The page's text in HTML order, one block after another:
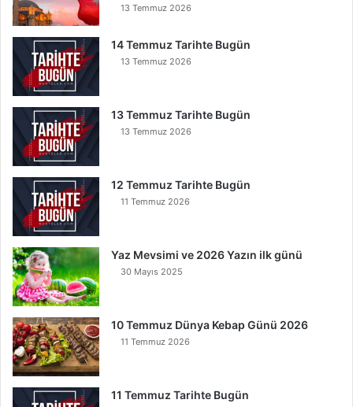
r
e
n
s
B
u
n
k
a
n
K
u
r
t
u
l
u
r
13 Temmuz 2026
14 Temmuz Tarihte Bugün
13 Temmuz 2026
13 Temmuz Tarihte Bugün
13 Temmuz 2026
12 Temmuz Tarihte Bugün
11 Temmuz 2026
Yaz Mevsimi ve 2026 Yazın ilk günü
30 Mayıs 2025
10 Temmuz Dünya Kebap Günü 2026
11 Temmuz 2026
11 Temmuz Tarihte Bugün